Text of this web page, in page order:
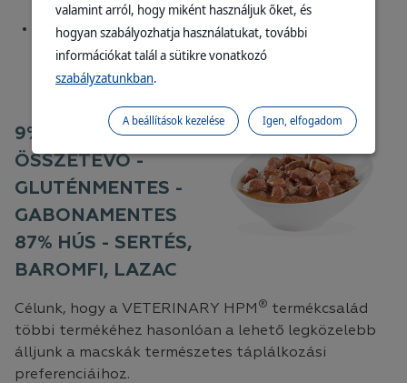
Minimális mennyiségben használunk növényi
összetevőket. Formulánk csökkentett
szénhidráttartalmú, ezáltal korlátozza a
9% NÖVÉNYI
ÖSSZETEVŐ -
GLUTÉNMENTES -
GABONAMENTES
87% HÚS - SERTÉS,
BAROMFI, LAZAC
Célunk, hogy a VETERINARY HPM ® termékcsalád
többi termékéhez hasonlóan a lehető legközelebb
álljunk a macskák természetes táplálkozási
preferenciáihoz.
valamint arról, hogy miként használjuk őket, és
hogyan szabályozhatja használatukat, további
információkat talál a sütikre vonatkozó
szabályzatunkban.
Igen, elfogadom
A beállítások kezelése